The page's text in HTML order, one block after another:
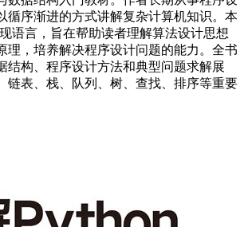
循序渐进的方式讲解复杂计算机知识。本
语言，旨在帮助读者理解算法设计思想
理，培养解决程序设计问题的能力。全书
结构、程序设计方法和典型问题求解展
链表、栈、队列、树、查找、排序等重要